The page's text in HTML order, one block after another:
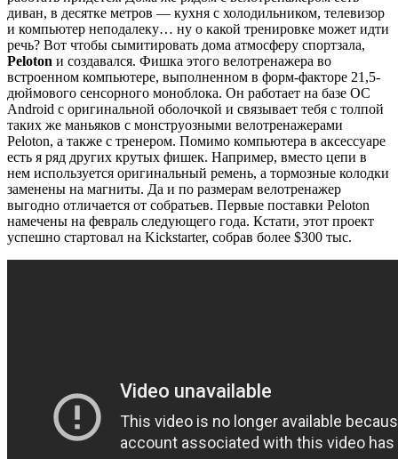
диван, в десятке метров — кухня с холодильником, телевизор
и компьютер неподалеку… ну о какой тренировке может идти
речь? Вот чтобы сымитировать дома атмосферу спортзала,
Peloton и создавался. Фишка этого велотренажера во
встроенном компьютере, выполненном в форм-факторе 21,5-
дюймового сенсорного моноблока. Он работает на базе ОС
Android с оригинальной оболочкой и связывает тебя с толпой
таких же маньяков с монструозными велотренажерами
Peloton, а также с тренером. Помимо компьютера в аксессуаре
есть я ряд других крутых фишек. Например, вместо цепи в
нем используется оригинальный ремень, а тормозные колодки
заменены на магниты. Да и по размерам велотренажер
выгодно отличается от собратьев. Первые поставки Peloton
намечены на февраль следующего года. Кстати, этот проект
успешно стартовал на Kickstarter, собрав более $300 тыс.